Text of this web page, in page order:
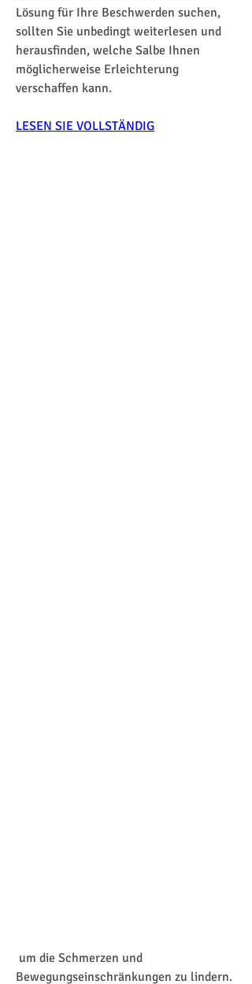
Lösung für Ihre Beschwerden suchen,
sollten Sie unbedingt weiterlesen und
herausfinden, welche Salbe Ihnen
möglicherweise Erleichterung
verschaffen kann.
LESEN SIE VOLLSTÄNDIG
Bewegungseinschränkungen zu lindern.